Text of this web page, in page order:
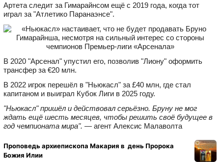
Артета следит за Гимарайнсом ещё с 2019 года, когда тот
играл за "Атлетико Паранаэнсе".
В 2020 "Арсенал" упустил его, позволив "Лиону" оформить
трансфер за €20 млн.
В 2022 игрок перешёл в "Ньюкасл" за £40 млн, где стал
капитаном и выиграл Кубок Лиги в 2025 году.
"Ньюкасл" пришёл и действовал серьёзно. Бруну не мог
ждать ещё шесть месяцев, чтобы решить своё будущее в
год чемпионата мира". — агент Алексис Малаволта
Проповедь архиепископа Макария в день Пророка
Божия Илии